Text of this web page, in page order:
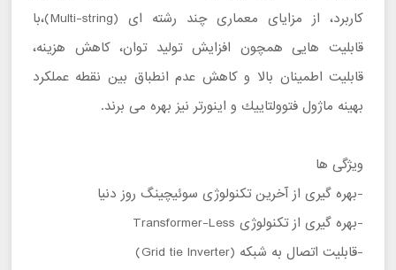
كاربرد، از مزايای معماری چند رشته ای (Multi-string)،با
قابليت هايی همچون افزايش توليد توان، كاهش هزينه،
قابليت اطمينان بالا و كاهش عدم انطباق بين نقطه عملكرد
بهينه ماژول فتوولتاييك و اينورتر نيز بهره می برند.
ويژگی ها
-بهره گيری از آخرين تكنولوژی سوئيچينگ روز دنيا
-بهره گيری از تكنولوژی Transformer-Less
-قابلیت اتصال به شبکه (Grid tie Inverter)